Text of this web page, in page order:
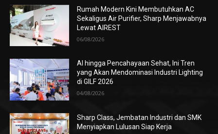
Rumah Modern Kini Membutuhkan AC
Sekaligus Air Purifier, Sharp Menjawabnya
Lewat AIREST
06/08/2026
AI hingga Pencahayaan Sehat, Ini Tren
yang Akan Mendominasi Industri Lighting
di GILF 2026
04/08/2026
Sharp Class, Jembatan Industri dan SMK
Menyiapkan Lulusan Siap Kerja